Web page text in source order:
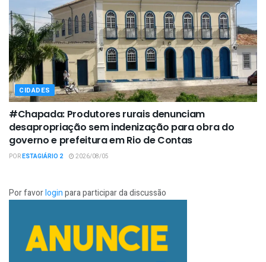
CIDADES
#Chapada: Produtores rurais denunciam
desapropriação sem indenização para obra do
governo e prefeitura em Rio de Contas
PORESTAGIÁRIO 2 2026/08/05
Por favorloginpara participar da discussão